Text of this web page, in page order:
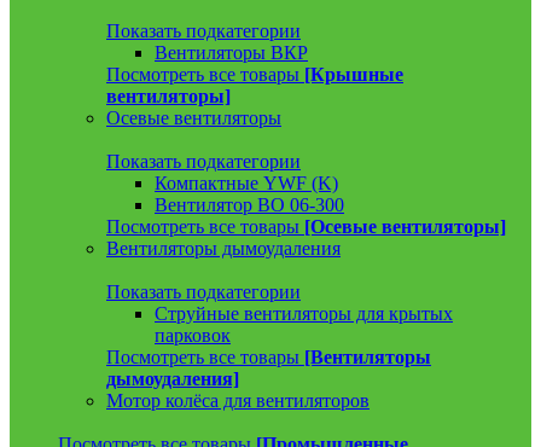
Показать подкатегории
Вентиляторы ВКР
Посмотреть все товары [Крышные
вентиляторы]
Осевые вентиляторы
Показать подкатегории
Компактные YWF (K)
Вентилятор ВО 06-300
Посмотреть все товары [Осевые вентиляторы]
Вентиляторы дымоудаления
Показать подкатегории
Струйные вентиляторы для крытых
парковок
Посмотреть все товары [Вентиляторы
дымоудаления]
Мотор колёса для вентиляторов